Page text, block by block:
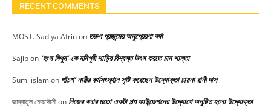
RECENT COMMENTS
MOST. Sadiya Afrinon তরুণ প্রজন্মের অনুপ্রেরণা বর্ষা
Sajibon ‘হংস মিথুন’-কে মনিপুরী শাড়ির বিশ্বস্ত উৎস করতে চান শান্তা
Sumi islamon পাঁচশ’ নারীর কর্মসংস্থান সৃষ্টি করেছেন উদ্যোক্তা চায়না রানী দাস
জান্নাতুল ফেরদৌসীon নিজের বলার মতো একটা গল্প ফাউন্ডেশনের উদ্যোগে অনুষ্ঠিত হলো উদ্যোক্তা